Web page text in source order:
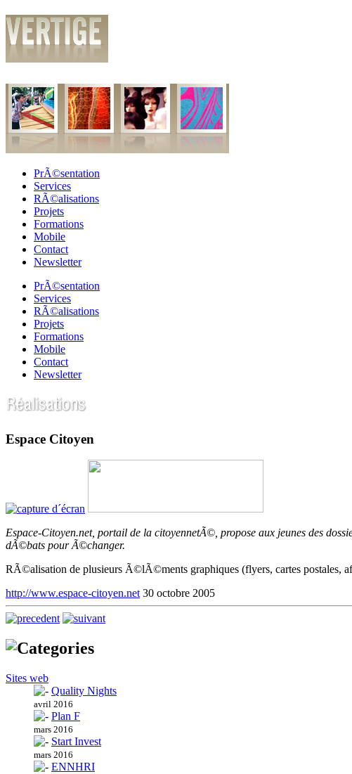
PrÃ©sentation
Services
RÃ©alisations
Projets
Formations
Mobile
Contact
Newsletter
PrÃ©sentation
Services
RÃ©alisations
Projets
Formations
Mobile
Contact
Newsletter
Espace Citoyen
Espace-Citoyen.net, portail de la citoyennetÃ©, propose aux jeunes des
dÃ©bats pour Ã©changer.
RÃ©alisation de plusieurs Ã©lÃ©ments graphiques (flyers, cartes postales,
http://www.espace-citoyen.net 30 octobre 2005
Sites web
Quality Nights
avril 2016
Plan F
mars 2016
Start Invest
mars 2016
ENNHRI